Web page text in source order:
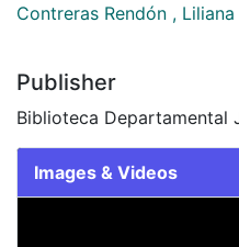
Contreras Rendón , Liliana
Publisher
Biblioteca Departamental
Images & Videos